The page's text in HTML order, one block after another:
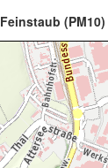
Feinstaub (PM10)